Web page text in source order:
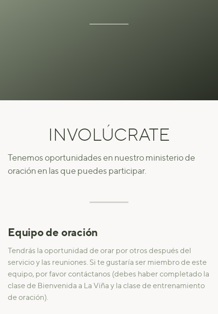
INVOLÚCRATE
Tenemos oportunidades en nuestro ministerio de
oración en las que puedes participar.
Equipo de oración
Tendrás la oportunidad de orar por otros después del
servicio y las reuniones. Si te gustaría ser miembro de este
equipo, por favorcontáctanos (debes haber completado la
clase de Bienvenida a La Viña y la clase de entrenamiento
de oración).